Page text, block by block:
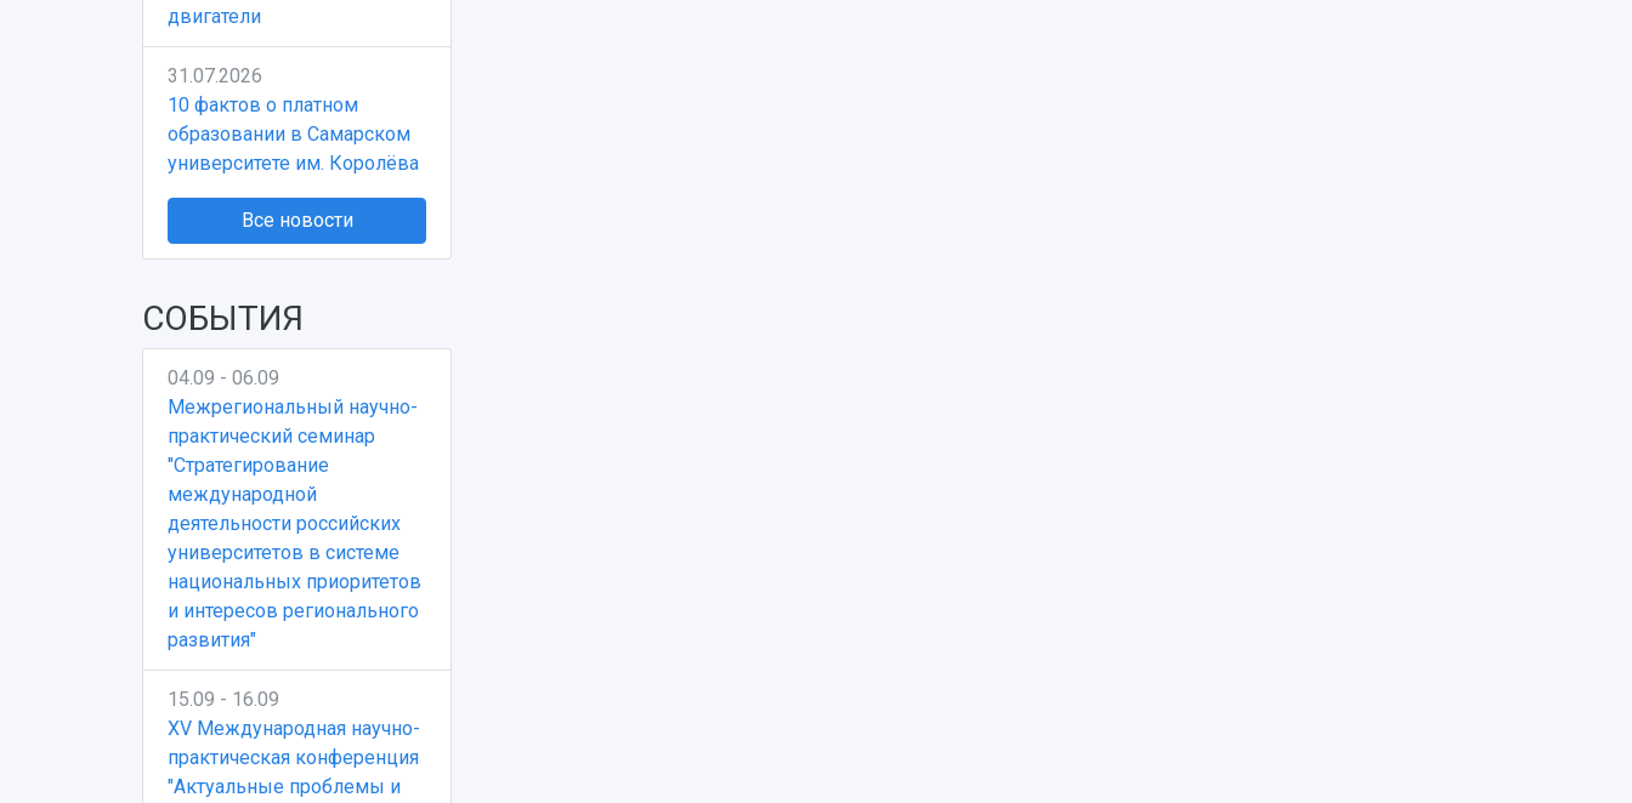
двигатели
31.07.2026
10 фактов о платном
образовании в Самарском
университете им. Королёва
Все новости
СОБЫТИЯ
04.09 - 06.09
Межрегиональный научно-
практический семинар
"Стратегирование
международной
деятельности российских
университетов в системе
национальных приоритетов
и интересов регионального
развития"
15.09 - 16.09
XV Международная научно-
практическая конференция
"Актуальные проблемы и